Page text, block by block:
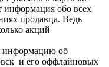
информация обо всех
продавца. Ведь
акций
информацию об
и его оффлайновых